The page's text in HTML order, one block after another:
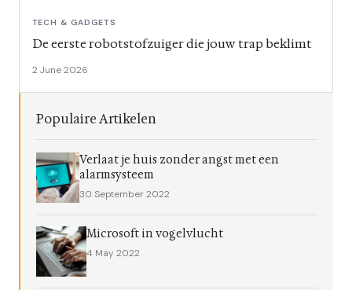
TECH & GADGETS
De eerste robotstofzuiger die jouw trap beklimt
2 June 2026
Populaire Artikelen
Verlaat je huis zonder angst met een
alarmsysteem
30 September 2022
Microsoft in vogelvlucht
4 May 2022